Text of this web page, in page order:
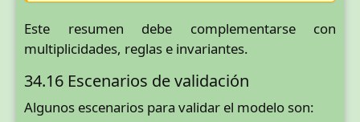
Este resumen debe complementarse con
multiplicidades, reglas e invariantes.
34.16 Escenarios de validación
Algunos escenarios para validar el modelo son: